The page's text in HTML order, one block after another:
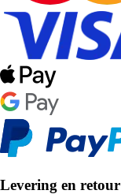
Levering en retour